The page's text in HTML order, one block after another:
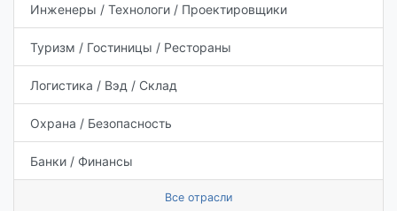
Инженеры / Технологи / Проектировщики
Туризм / Гостиницы / Рестораны
Логистика / Вэд / Склад
Охрана / Безопасность
Банки / Финансы
Все отрасли